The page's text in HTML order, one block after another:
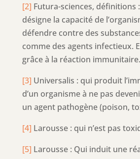
[2] Futura-sciences, définitions
désigne la capacité de
défendre contre des
comme des agents infectieux.
grâce à la réaction immunitaire.
[3] Universalis : qui produit
d’un organisme à ne pas
un agent pathogène (poison,
[4] Larousse : qui n’est pas
[5] Larousse : Qui induit une